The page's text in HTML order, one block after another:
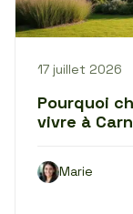
17 juillet 2026
Pourquoi
vivre à
Marie